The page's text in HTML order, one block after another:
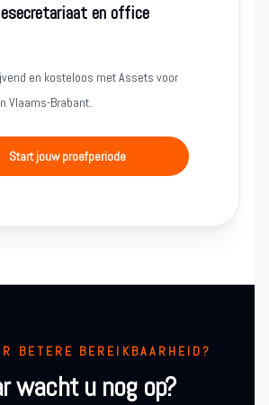
en office
en kosteloos met Assets voor
Vlaams-Brabant.
Start jouw proefperiode
BETERE BEREIKBAARHEID?
wacht u nog op?